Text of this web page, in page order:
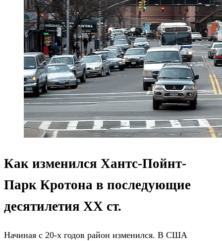
Как изменился Хантс-Пойнт-
Парк Кротона в последующие
десятилетия ХХ ст.
Начиная с 20-х годов район изменился. В США